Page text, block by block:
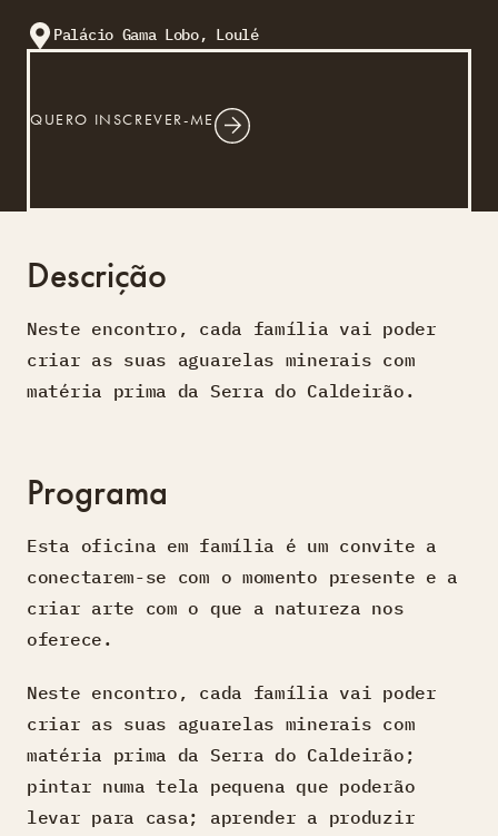
Palácio Gama Lobo, Loulé
QUERO INSCREVER-ME
Descrição
Neste encontro, cada família vai poder
criar as suas aguarelas minerais com
matéria prima da Serra do Caldeirão.
Programa
Esta oficina em família é um convite a
conectarem-se com o momento presente e a
criar arte com o que a natureza nos
oferece.
Neste encontro, cada família vai poder
criar as suas aguarelas minerais com
matéria prima da Serra do Caldeirão;
pintar numa tela pequena que poderão
levar para casa; aprender a produzir